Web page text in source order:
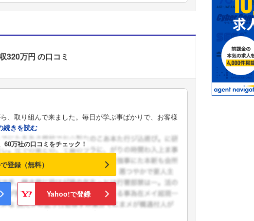
320万円 の口コミ
、取り組んで来ました。毎日が学ぶ事ばかりで、お客様
続きを読む
60万社の口コミをチェック！
登録（無料）
Yahoo!で登録